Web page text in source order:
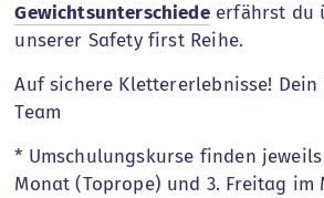
Gewichtsunterschiedeerfährst du
unserer Safety first Reihe.
Auf sichere Klettererlebnisse!
Team
* Umschulungskurse finden
Monat (Toprope) und 3. Freitag im